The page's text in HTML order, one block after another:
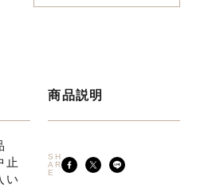
止
い
商品説明
SH
AR
E